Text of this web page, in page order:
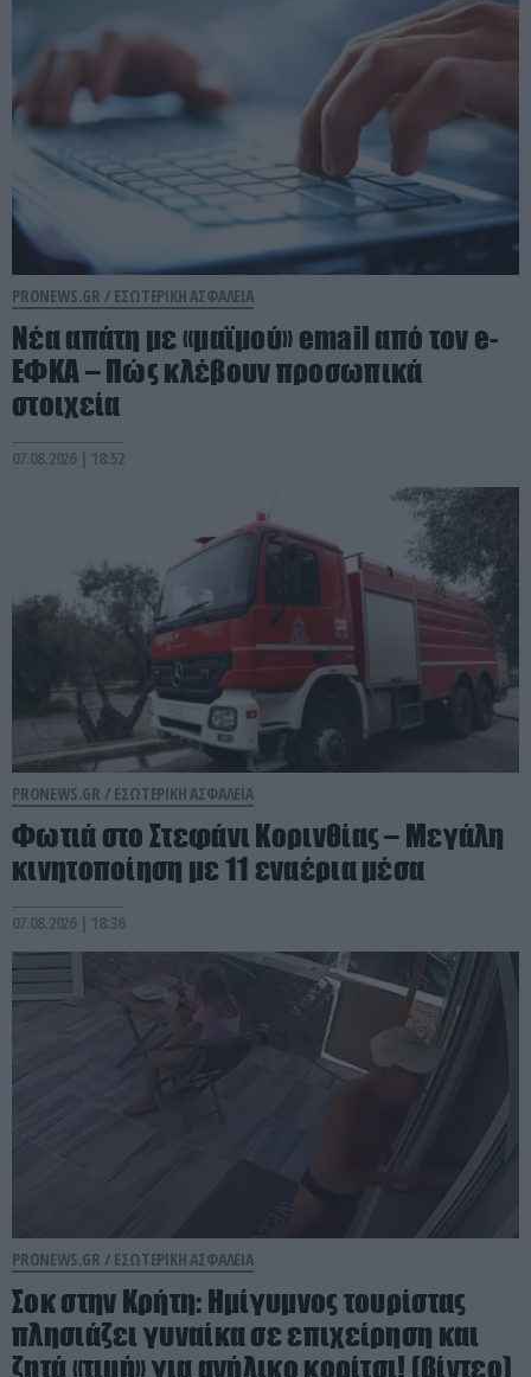
PRONEWS.GR / ΕΣΩΤΕΡΙΚΗ ΑΣΦΑΛΕΙΑ
Νέα απάτη με «μαϊμού» email από τον e-
ΕΦΚΑ – Πώς κλέβουν προσωπικά
στοιχεία
07.08.2026 | 18:52
PRONEWS.GR / ΕΣΩΤΕΡΙΚΗ ΑΣΦΑΛΕΙΑ
Φωτιά στο Στεφάνι Κορινθίας – Μεγάλη
κινητοποίηση με 11 εναέρια μέσα
07.08.2026 | 18:36
PRONEWS.GR / ΕΣΩΤΕΡΙΚΗ ΑΣΦΑΛΕΙΑ
Σοκ στην Κρήτη: Ημίγυμνος τουρίστας
πλησιάζει γυναίκα σε επιχείρηση και
ζητά «τιμή» για ανήλικο κορίτσι! (βίντεο)